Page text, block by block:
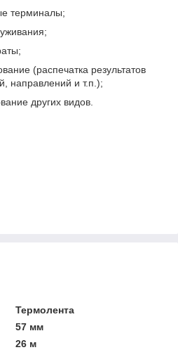
терминалы;
(распечатка результатов
направлений и т.п.);
других видов.
Термолента
57 мм
26 м